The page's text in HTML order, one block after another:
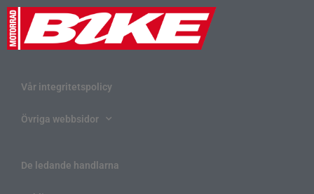
Vår integritetspolicy
Övriga webbsidor
De ledande handlarna